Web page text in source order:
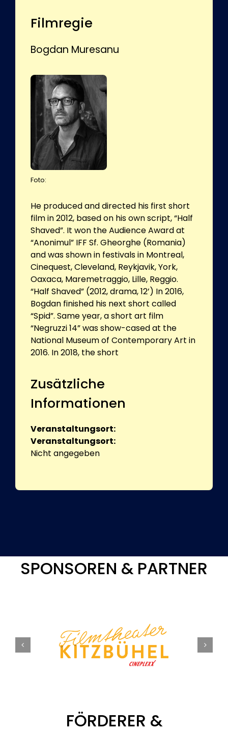
Filmregie
Bogdan Muresanu
Foto:
He produced and directed his first short
film in 2012, based on his own script, “Half
Shaved”. It won the Audience Award at
“Anonimul” IFF Sf. Gheorghe (Romania)
and was shown in festivals in Montreal,
Cinequest, Cleveland, Reykjavik, York,
Oaxaca, Maremetraggio, Lille, Reggio.
“Half Shaved” (2012, drama, 12’) In 2016,
Bogdan finished his next short called
“Spid”. Same year, a short art film
“Negruzzi 14” was show-cased at the
National Museum of Contemporary Art in
2016. In 2018, the short
Zusätzliche
Informationen
Veranstaltungsort:
Veranstaltungsort:
Nicht angegeben
SPONSOREN & PARTNER
FÖRDERER &